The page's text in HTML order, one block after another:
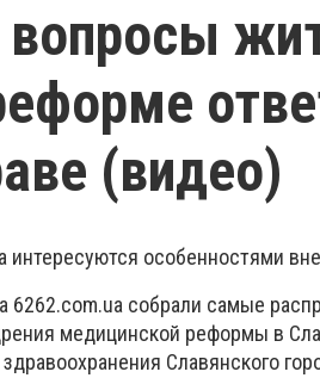
(видео)
интересуются особенностями
6262.com.ua собрали самые
медицинской реформы в
Славянского